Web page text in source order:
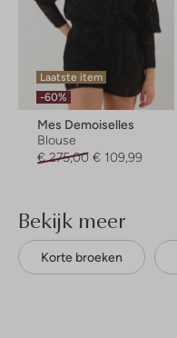
Laatste item
-60%
Mes Demoiselles
Blouse
€ 275,00 € 109,99
Bekijk meer
Korte broeken